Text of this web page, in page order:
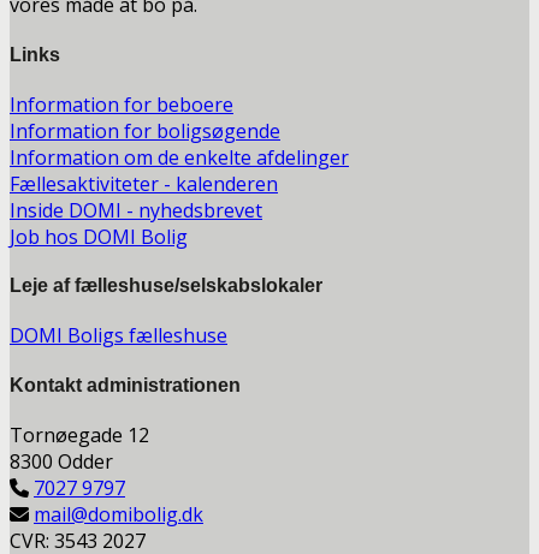
Links
Information for beboere
Information for boligsøgende
Information om de enkelte afdelinger
Fællesaktiviteter - kalenderen
Inside DOMI - nyhedsbrevet
Job hos DOMI Bolig
Leje af fælleshuse/selskabslokaler
DOMI Boligs fælleshuse
Kontakt administrationen
Tornøegade 12
8300 Odder
7027 9797
mail@domibolig.dk
CVR: 3543 2027